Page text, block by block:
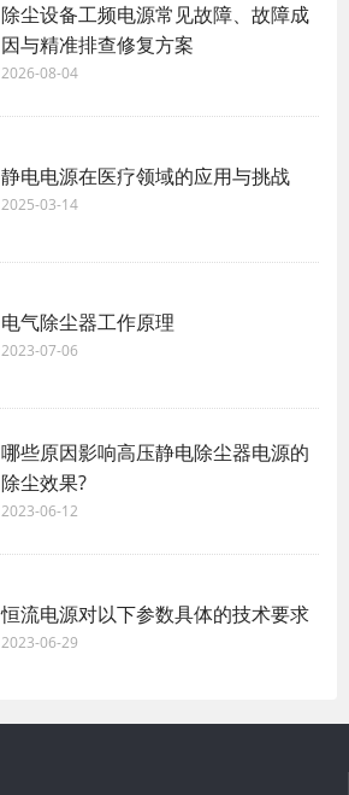
除尘设备工频电源常见故障、故障成
因与精准排查修复方案
2026-08-04
静电电源在医疗领域的应用与挑战
2025-03-14
电气除尘器工作原理
2023-07-06
哪些原因影响高压静电除尘器电源的
除尘效果?
2023-06-12
恒流电源对以下参数具体的技术要求
2023-06-29